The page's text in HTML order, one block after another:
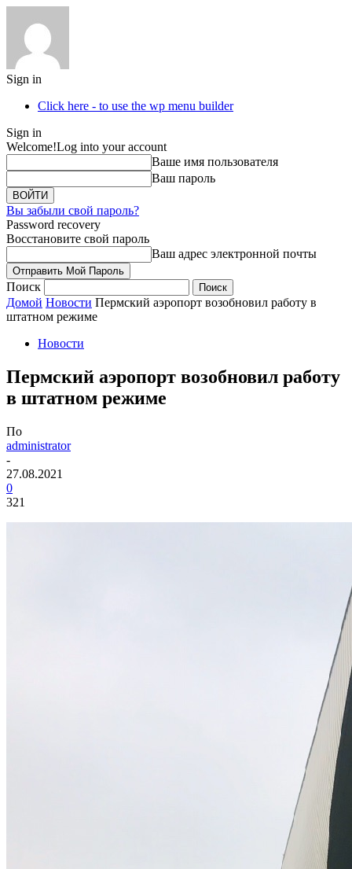
Sign in
Click here - to use the wp menu builder
Sign in
Welcome!Log into your account
Ваше имя пользователя
Ваш пароль
Вы забыли свой пароль?
Password recovery
Восстановите свой пароль
Ваш адрес электронной почты
Поиск
Домой Новости Пермский аэропорт возобновил работу в
штатном режиме
Новости
Пермский аэропорт возобновил работу
в штатном режиме
По
administrator
-
27.08.2021
0
321